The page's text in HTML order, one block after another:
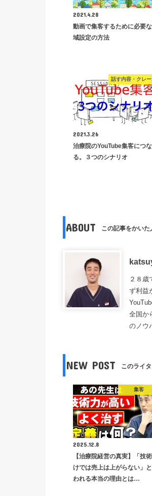
2021.4.28
動画で集客するために必要
域設定の方法
話す内容・クレー
2021.3.26
治療院のYouTube集客につ
る。３つのシナリオ
ABOUT この記事をかいた
２８歳
ず利益
全国か
のノウ
NEW POST このライ
集客
2025.12.8
【治療院経営の真実】「技
けでは売上は上がらない」
われる本当の理由とは…